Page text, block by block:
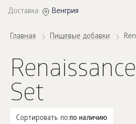
Доставка: Венгрия
Главная Пищевые добавки
Set
Сортировать по:по наличию